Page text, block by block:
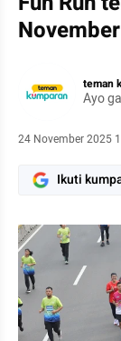
November
teman
Ayo
24 November 2025
Ikuti